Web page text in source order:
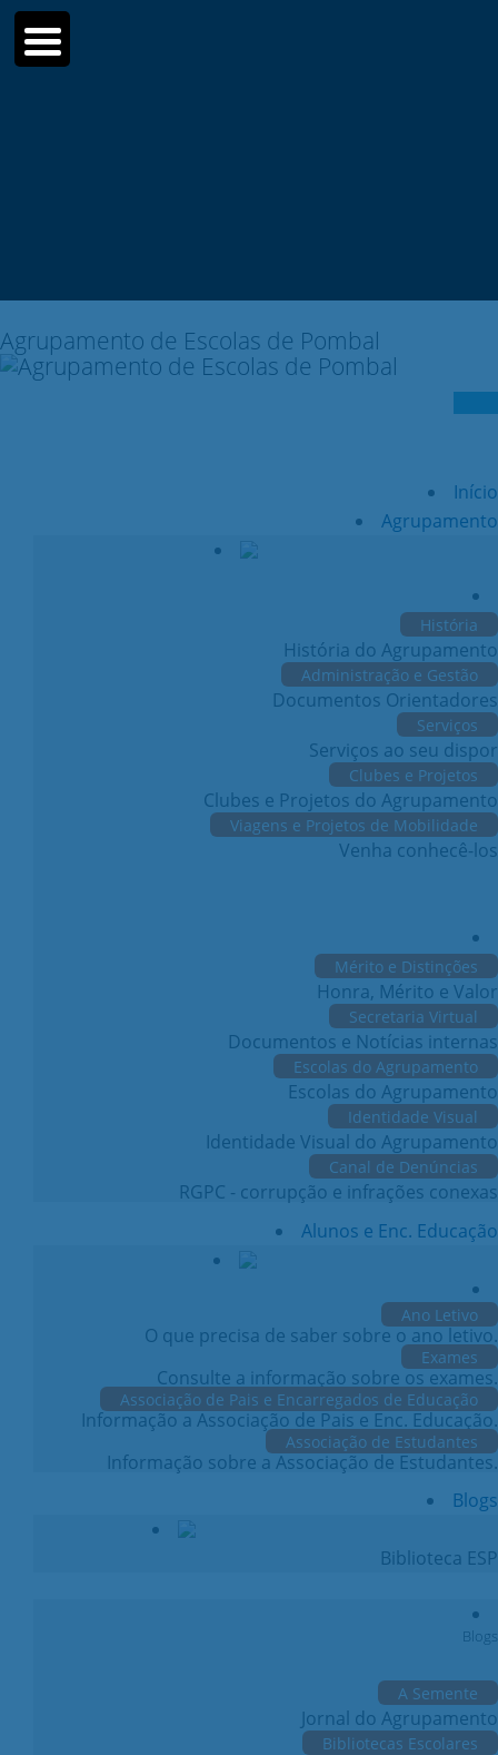
Agrupamento de Escolas de Pombal
Início
Agrupamento
História
História do Agrupamento
Administração e Gestão
Documentos Orientadores
Serviços
Serviços ao seu dispor
Clubes e Projetos
Clubes e Projetos do Agrupamento
Viagens e Projetos de Mobilidade
Venha conhecê-los
Mérito e Distinções
Honra, Mérito e Valor
Secretaria Virtual
Documentos e Notícias internas
Escolas do Agrupamento
Escolas do Agrupamento
Identidade Visual
Identidade Visual do Agrupamento
Canal de Denúncias
RGPC - corrupção e infrações conexas
Alunos e Enc. Educação
Ano Letivo
O que precisa de saber sobre o ano letivo.
Exames
Consulte a informação sobre os exames.
Associação de Pais e Encarregados de Educação
Informação a Associação de Pais e Enc. Educação.
Associação de Estudantes
Informação sobre a Associação de Estudantes.
Blogs
Biblioteca ESP
Blogs
A Semente
Jornal do Agrupamento
Bibliotecas Escolares